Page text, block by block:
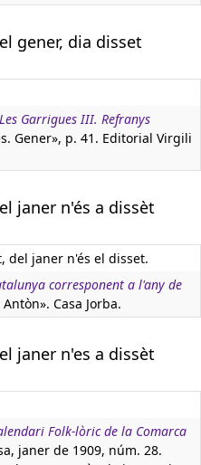
gener, dia disset
Les Garrigues III. Refranys
Gener», p. 41. Editorial Virgili
janer n'és a dissèt
del janer n'és el disset.
corresponent a l'any de
Casa Jorba.
janer n'es a dissèt
Folk-lòric de la Comarca
janer de 1909, núm. 28.